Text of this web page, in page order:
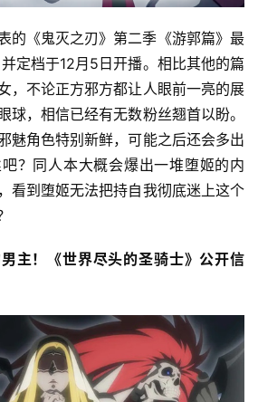
的《鬼灭之刃》第二季《游郭篇》最
定档于12月5日开播。相比其他的篇
，不论正方邪方都让人眼前一亮的展
球，相信已经有无数粉丝翘首以盼。
魅角色特别新鲜，可能之后还会多出
？同人本大概会爆出一堆堕姬的内
看到堕姬无法把持自我彻底迷上这个
主！《世界尽头的圣骑士》公开信